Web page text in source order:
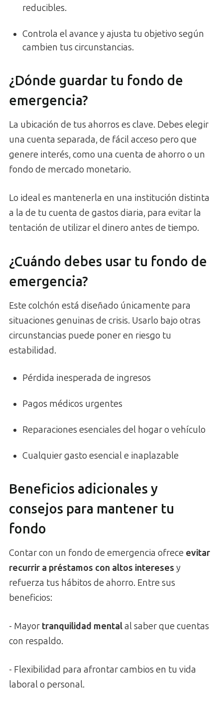
reducibles.
Controla el avance y ajusta tu objetivo según
cambien tus circunstancias.
¿Dónde guardar tu fondo de
emergencia?
La ubicación de tus ahorros es clave. Debes elegir
una cuenta separada, de fácil acceso pero que
genere interés, como una cuenta de ahorro o un
fondo de mercado monetario.
Lo ideal es mantenerla en una institución distinta
a la de tu cuenta de gastos diaria, para evitar la
tentación de utilizar el dinero antes de tiempo.
¿Cuándo debes usar tu fondo de
emergencia?
Este colchón está diseñado únicamente para
situaciones genuinas de crisis. Usarlo bajo otras
circunstancias puede poner en riesgo tu
estabilidad.
Pérdida inesperada de ingresos
Pagos médicos urgentes
Reparaciones esenciales del hogar o vehículo
Cualquier gasto esencial e inaplazable
Beneficios adicionales y
consejos para mantener tu
fondo
Contar con un fondo de emergencia ofrece evitar
recurrir a préstamos con altos intereses y
refuerza tus hábitos de ahorro. Entre sus
beneficios:
- Mayor tranquilidad mentalal saber que cuentas
con respaldo.
- Flexibilidad para afrontar cambios en tu vida
laboral o personal.